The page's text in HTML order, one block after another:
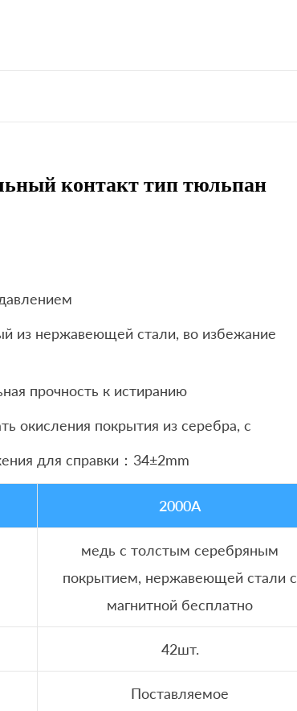
контакт тип тюльпан
из нержавеющей стали, во избежание
прочность к истиранию
окисления покрытия из серебра, с
для справки：34±2mm
2000A
медь с толстым серебряным
покрытием, нержавеющей стали с
магнитной бесплатно
42шт.
Поставляемое